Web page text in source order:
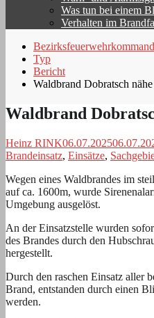
Was tun bei einem
Verhalten im
Typ
Bericht
Waldbrand Dobratsch
Waldbrand
Heinz RINK06.07.2025
Brandeinsatz, Einsätze,
Wegen eines Waldbrandes im
auf ca. 1600m, wurde
Umgebung ausgelöst.
An der Einsatzstelle wurden
des Brandes durch den
hergestellt.
Durch den raschen Einsatz aller
Brand, entstanden durch einen
werden.